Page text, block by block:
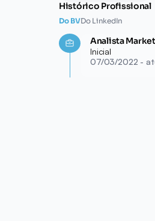
Histórico Profissional
Do BVDo LinkedIn
Analista
Inicial
07/03/2022 -